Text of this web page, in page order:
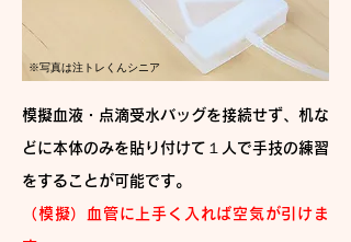
※写真は注トレくんシニア
模擬血液・点滴受水バッグを接続せず、机な
どに本体のみを貼り付けて１人で手技の練習
をすることが可能です。
（模擬）血管に上手く入れば空気が引けま